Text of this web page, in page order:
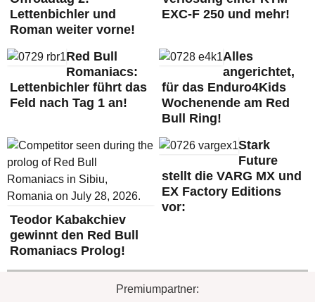
Lettenbichler und
Roman weiter vorne!
EXC-F 250 und mehr!
Red Bull
Romaniacs:
Lettenbichler führt das
Feld nach Tag 1 an!
Alles
angerichtet,
für das Enduro4Kids
Wochenende am Red
Bull Ring!
Teodor Kabakchiev
gewinnt den Red Bull
Romaniacs Prolog!
Stark
Future
stellt die VARG MX und
EX Factory Editions
vor:
Premiumpartner: